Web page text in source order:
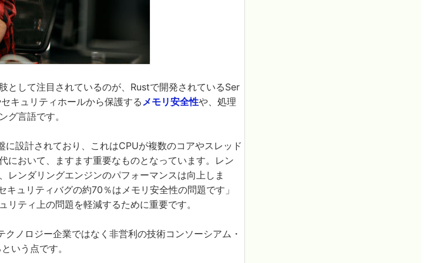
として注目されているのが、Rustで開発されているSer
キュリティホールから保護する メモリ安全性や、処理
グ言語です。
設計されており、これはCPUが複数のコアやスレッド
において、ますます重要なものとなっています。レン
レンダリングエンジンのパフォーマンスは向上しま
ュリティバグの約70％はメモリ安全性の問題です」
リティ上の問題を軽減するために重要です。
ノロジー企業ではなく非営利の技術コンソーシアム・
いう点です。